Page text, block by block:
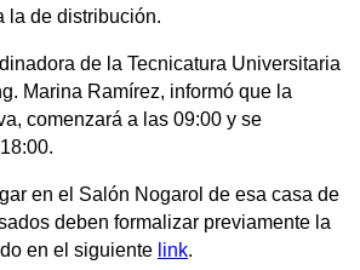
la de distribución.
de la Tecnicatura Universitaria
Marina Ramírez, informó que la
comenzará a las 09:00 y se
en el Salón Nogarol de esa casa de
deben formalizar previamente la
en el siguiente link.